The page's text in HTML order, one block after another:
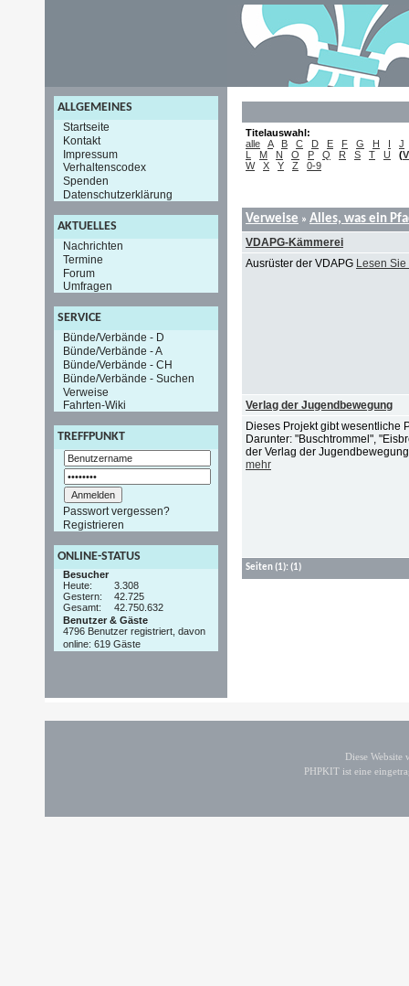
ALLGEMEINES
Startseite
Kontakt
Impressum
Verhaltenscodex
Spenden
Datenschutzerklärung
AKTUELLES
Nachrichten
Termine
Forum
Umfragen
SERVICE
Bünde/Verbände - D
Bünde/Verbände - A
Bünde/Verbände - CH
Bünde/Verbände - Suchen
Verweise
Fahrten-Wiki
TREFFPUNKT
Passwort vergessen?
Registrieren
ONLINE-STATUS
Besucher
Heute:
3.308
Gestern:
42.725
Gesamt:
42.750.632
Benutzer & Gäste
4796 Benutzer registriert, davon
online: 619 Gäste
Titelauswahl:
alle
A B C D E F G H I
J
L
M N O P Q R S T U (V
W
X Y Z 0-9
Verweise » Alles, was ein
VDAPG-Kämmerei
Ausrüster der VDAPG Lesen Sie
Verlag der Jugendbewegung
Dieses Projekt gibt wesentliche
Darunter: "Buschtrommel",
der Verlag der
mehr
Seiten(1): (1)
Diese
PHPKIT ist eine